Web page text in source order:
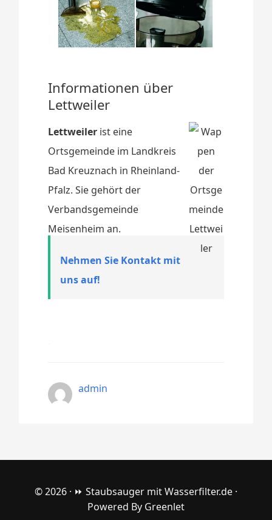
Informationen über
Lettweiler
Lettweiler ist eine
Ortsgemeinde im Landkreis
Bad Kreuznach in Rheinland-
Pfalz. Sie gehört der
Verbandsgemeinde
Meisenheim an.
Nehmen Sie Kontakt mit
uns auf!
admin
© 2026 · ⏩ Staubsauger mit Wasserfilter.de ·
Powered By Greenlet